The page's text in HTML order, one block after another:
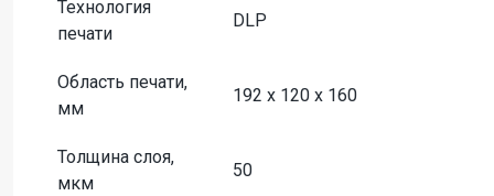
Технология
печати
DLP
Область печати,
мм
192 x 120 x 160
Толщина слоя,
мкм
50